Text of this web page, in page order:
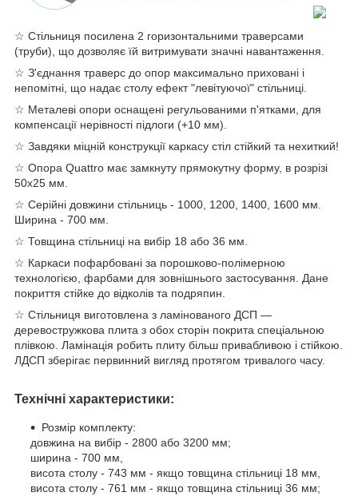
☆ Стільниця посилена 2 горизонтальними траверсами
(труби), що дозволяє їй витримувати значні навантаження.
☆ З'єднання траверс до опор максимально приховані і
непомітні, що надає столу ефект "левітуючої" стільниці.
☆ Металеві опори оснащені регульованими п'ятками, для
компенсації нерівності підлоги (+10 мм).
☆ Завдяки міцній конструкції каркасу стіл стійкий та нехиткий!
☆ Опора Quattro має замкнуту прямокутну форму, в розрізі
50х25 мм.
☆ Серійні довжини стільниць - 1000, 1200, 1400, 1600 мм.
Ширина - 700 мм.
☆ Товщина стільниці на вибір 18 або 36 мм.
☆ Каркаси пофарбовані за порошково-полімерною
технологією, фарбами для зовнішнього застосування. Дане
покриття стійке до відколів та подряпин.
☆ Стільниця виготовлена з ламінованого ДСП —
деревостружкова плита з обох сторін покрита спеціальною
плівкою. Ламінація робить плиту більш привабливою і стійкою.
ЛДСП зберігає первинний вигляд протягом тривалого часу.
Технічні характеристики:
Розмір комплекту:
довжина на вибір - 2800 або 3200 мм;
ширина - 700 мм,
висота столу - 743 мм - якщо товщина стільниці 18 мм,
висота столу - 761 мм - якщо товщина стільниці 36 мм;